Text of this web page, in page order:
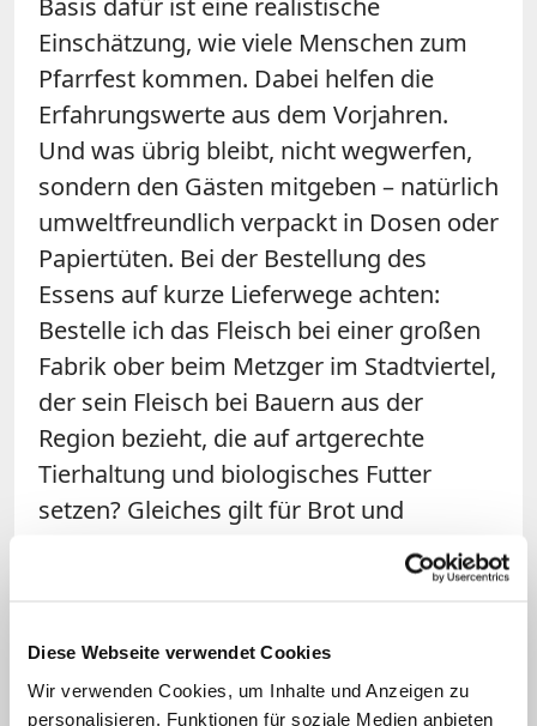
Diese Webseite verwendet Cookies
Wir verwenden Cookies, um Inhalte und Anzeigen zu
personalisieren, Funktionen für soziale Medien anbieten
Einschätzung, wie viele Menschen zum
Pfarrfest kommen. Dabei helfen die
Erfahrungswerte aus dem Vorjahren.
Und was übrig bleibt, nicht wegwerfen,
sondern den Gästen mitgeben – natürlich
umweltfreundlich verpackt in Dosen oder
Papiertüten. Bei der Bestellung des
Essens auf kurze Lieferwege achten:
Bestelle ich das Fleisch bei einer großen
Fabrik ober beim Metzger im Stadtviertel,
der sein Fleisch bei Bauern aus der
Region bezieht, die auf artgerechte
Tierhaltung und biologisches Futter
setzen? Gleiches gilt für Brot und
Backwaren: Hier ist der Bäcker um die
Ecke, der alles noch in Eigenarbeit
Wenn man das Ganze transparent
macht, sind die Gäste bestimmt bereit,